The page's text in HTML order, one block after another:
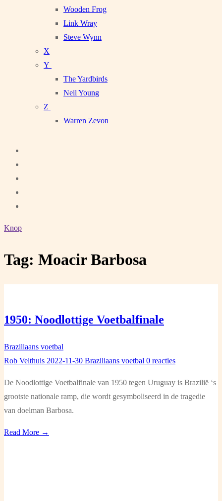
Wooden Frog
Link Wray
Steve Wynn
X
Y
The Yardbirds
Neil Young
Z
Warren Zevon
Knop
Tag: Moacir Barbosa
1950: Noodlottige Voetbalfinale
Braziliaans voetbal
Rob Velthuis 2022-11-30 Braziliaans voetbal 0 reacties
De Noodlottige Voetbalfinale van 1950 tegen Uruguay is Brazilië ‘s
grootste nationale ramp, die wordt gesymboliseerd in de tragedie
van doelman Barbosa.
Read More →